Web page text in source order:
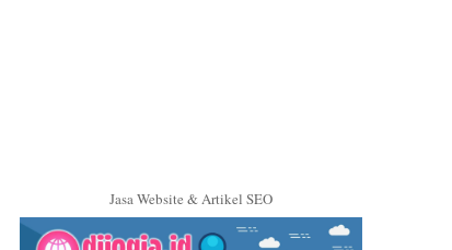
Jasa Website & Artikel SEO